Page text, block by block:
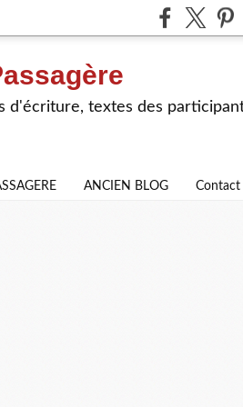
d'écriture, textes des
ANCIEN BLOG Contact